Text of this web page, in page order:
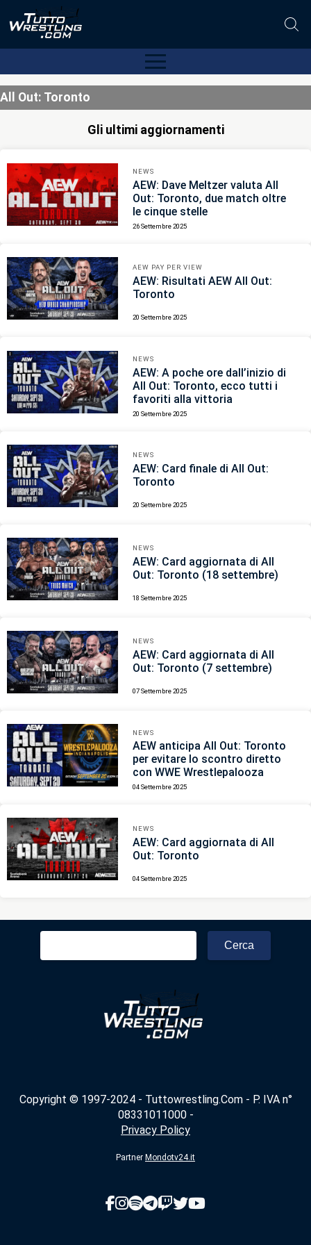
All Out: Toronto
Gli ultimi aggiornamenti
NEWS
AEW: Dave Meltzer valuta All
Out: Toronto, due match oltre
le cinque stelle
26 Settembre 2025
AEW PAY PER VIEW
AEW: Risultati AEW All Out:
Toronto
20 Settembre 2025
NEWS
AEW: A poche ore dall’inizio di
All Out: Toronto, ecco tutti i
favoriti alla vittoria
20 Settembre 2025
NEWS
AEW: Card finale di All Out:
Toronto
20 Settembre 2025
NEWS
AEW: Card aggiornata di All
Out: Toronto (18 settembre)
18 Settembre 2025
NEWS
AEW: Card aggiornata di All
Out: Toronto (7 settembre)
07 Settembre 2025
NEWS
AEW anticipa All Out: Toronto
per evitare lo scontro diretto
con WWE Wrestlepalooza
04 Settembre 2025
NEWS
AEW: Card aggiornata di All
Out: Toronto
04 Settembre 2025
Copyright © 1997-2024 - Tuttowrestling.Com - P. IVA n°
08331011000 -
Privacy Policy
Partner Mondotv24.it